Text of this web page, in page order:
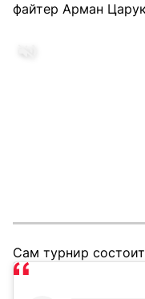
файтер Арман
Сам турнир